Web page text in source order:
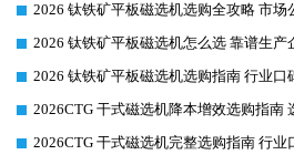
2026 钛铁矿平板磁选机选购全攻略 市
2026 钛铁矿平板磁选机怎么选 靠谱生
2026 钛铁矿平板磁选机选购指南 行业口
2026CTG 干式磁选机降本增效选购指南
2026CTG 干式磁选机完整选购指南 行